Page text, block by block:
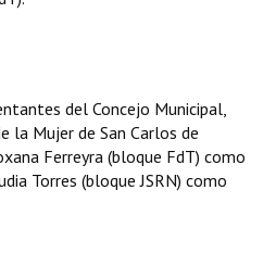
del Concejo Municipal,
la Mujer de San Carlos de
Ferreyra (bloque FdT) como
Torres (bloque JSRN) como